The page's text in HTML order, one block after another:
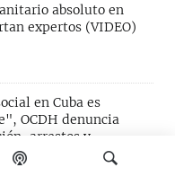
absoluto en
expertos (VIDEO)
en Cuba es
OCDH denuncia
arrestos y
el sistema